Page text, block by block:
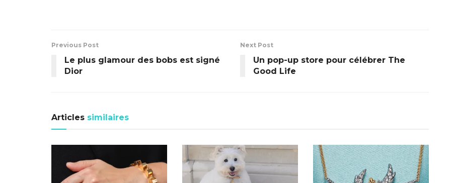
Previous Post
Le plus glamour des bobs est signé
Dior
Next Post
Un pop-up store pour célébrer The
Good Life
Articles similaires